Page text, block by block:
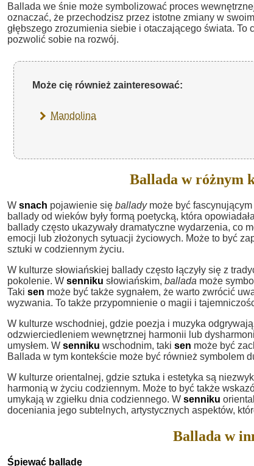
Ballada we śnie może symbolizować proces
oznaczać, że przechodzisz przez istotne zmiany w
głębszego zrozumienia siebie i otaczającego świata. To
pozwolić sobie na rozwój.
Może cię również zainteresować:
Mandolina
Ballada w różnym
W snach pojawienie się balladymoże być fascynującym
ballady od wieków były formą poetycką, która
ballady często ukazywały dramatyczne wydarzenia, co
emocji lub złożonych sytuacji życiowych. Może to być
sztuki w codziennym życiu.
W kulturze słowiańskiej ballady często łączyły się z
pokolenie. W senniku słowiańskim, ballada może
Taki sen może być także sygnałem, że warto zwrócić
wyzwania. To także przypomnienie o magii i
W kulturze wschodniej, gdzie poezja i muzyka
odzwierciedleniem wewnętrznej harmonii lub
umysłem. W senniku wschodnim, taki sen może być
Ballada w tym kontekście może być również symbolem
W kulturze orientalnej, gdzie sztuka i estetyka są
harmonią w życiu codziennym. Może to być także
umykają w zgiełku dnia codziennego. W senniku
doceniania jego subtelnych, artystycznych aspektów,
Ballada w
Śpiewać balladę